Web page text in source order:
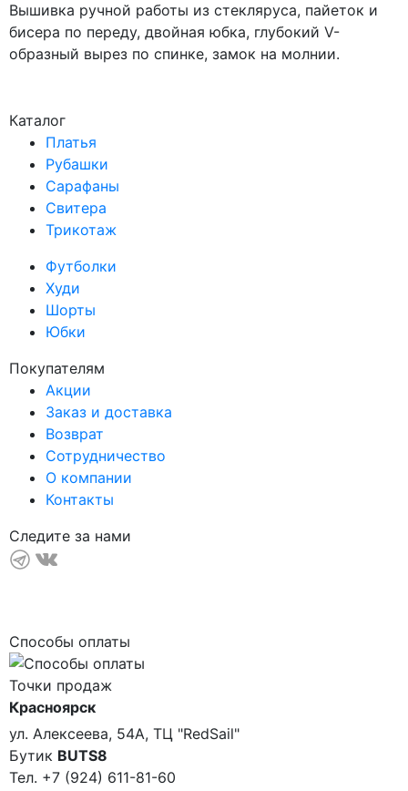
Вышивка ручной работы из стекляруса, пайеток и
бисера по переду, двойная юбка, глубокий V-
образный вырез по спинке, замок на молнии.
Каталог
Платья
Рубашки
Сарафаны
Свитера
Трикотаж
Футболки
Худи
Шорты
Юбки
Покупателям
Акции
Заказ и доставка
Возврат
Сотрудничество
О компании
Контакты
Следите за нами
Способы оплаты
Точки продаж
Красноярск
ул. Алексеева, 54А, ТЦ "RedSail"
Бутик BUTS8
Тел. +7 (924) 611-81-60